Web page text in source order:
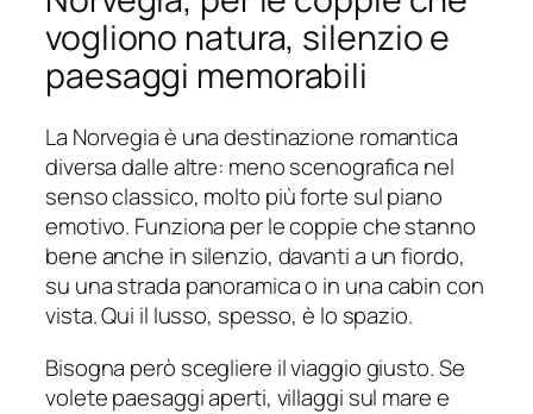
vogliono natura, silenzio e
paesaggi memorabili
La Norvegia è una destinazione romantica
diversa dalle altre: meno scenografica nel
senso classico, molto più forte sul piano
emotivo. Funziona per le coppie che stanno
bene anche in silenzio, davanti a un fiordo,
su una strada panoramica o in una cabin con
vista. Qui il lusso, spesso, è lo spazio.
Bisogna però scegliere il viaggio giusto. Se
volete paesaggi aperti, villaggi sul mare e